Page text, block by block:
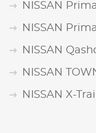
NISSAN
NISSAN
NISSAN
NISSAN
NISSAN X-